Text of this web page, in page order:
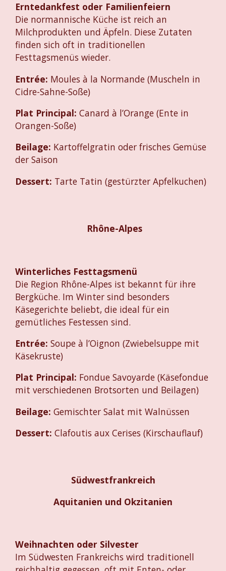
Erntedankfest oder Familienfeiern
Die normannische Küche ist reich an
Milchprodukten und Äpfeln. Diese Zutaten
finden sich oft in traditionellen
Festtagsmenüs wieder.
Entrée: Moules à la Normande (Muscheln in
Cidre-Sahne-Soße)
Plat Principal: Canard à l’Orange (Ente in
Orangen-Soße)
Beilage: Kartoffelgratin oder frisches Gemüse
der Saison
Dessert: Tarte Tatin (gestürzter Apfelkuchen)
Rhône-Alpes
Winterliches Festtagsmenü
Die Region Rhône-Alpes ist bekannt für ihre
Bergküche. Im Winter sind besonders
Käsegerichte beliebt, die ideal für ein
gemütliches Festessen sind.
Entrée: Soupe à l’Oignon (Zwiebelsuppe mit
Käsekruste)
Plat Principal: Fondue Savoyarde (Käsefondue
mit verschiedenen Brotsorten und Beilagen)
Beilage: Gemischter Salat mit Walnüssen
Dessert: Clafoutis aux Cerises (Kirschauflauf)
Südwestfrankreich
Aquitanien und Okzitanien
Weihnachten oder Silvester
Im Südwesten Frankreichs wird traditionell